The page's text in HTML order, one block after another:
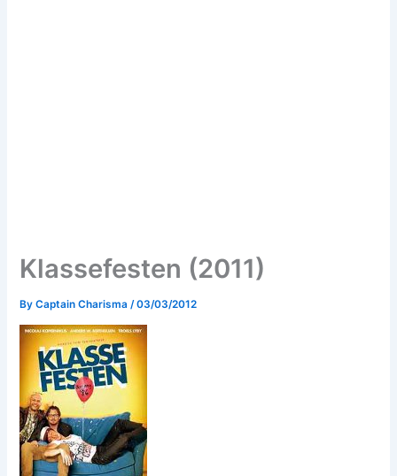
Klassefesten (2011)
ByCaptain Charisma /03/03/2012